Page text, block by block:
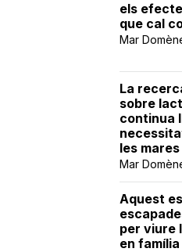
els
que cal
Mar
La
sobre
continua
les mares
Mar
Aquest
per viure
en família